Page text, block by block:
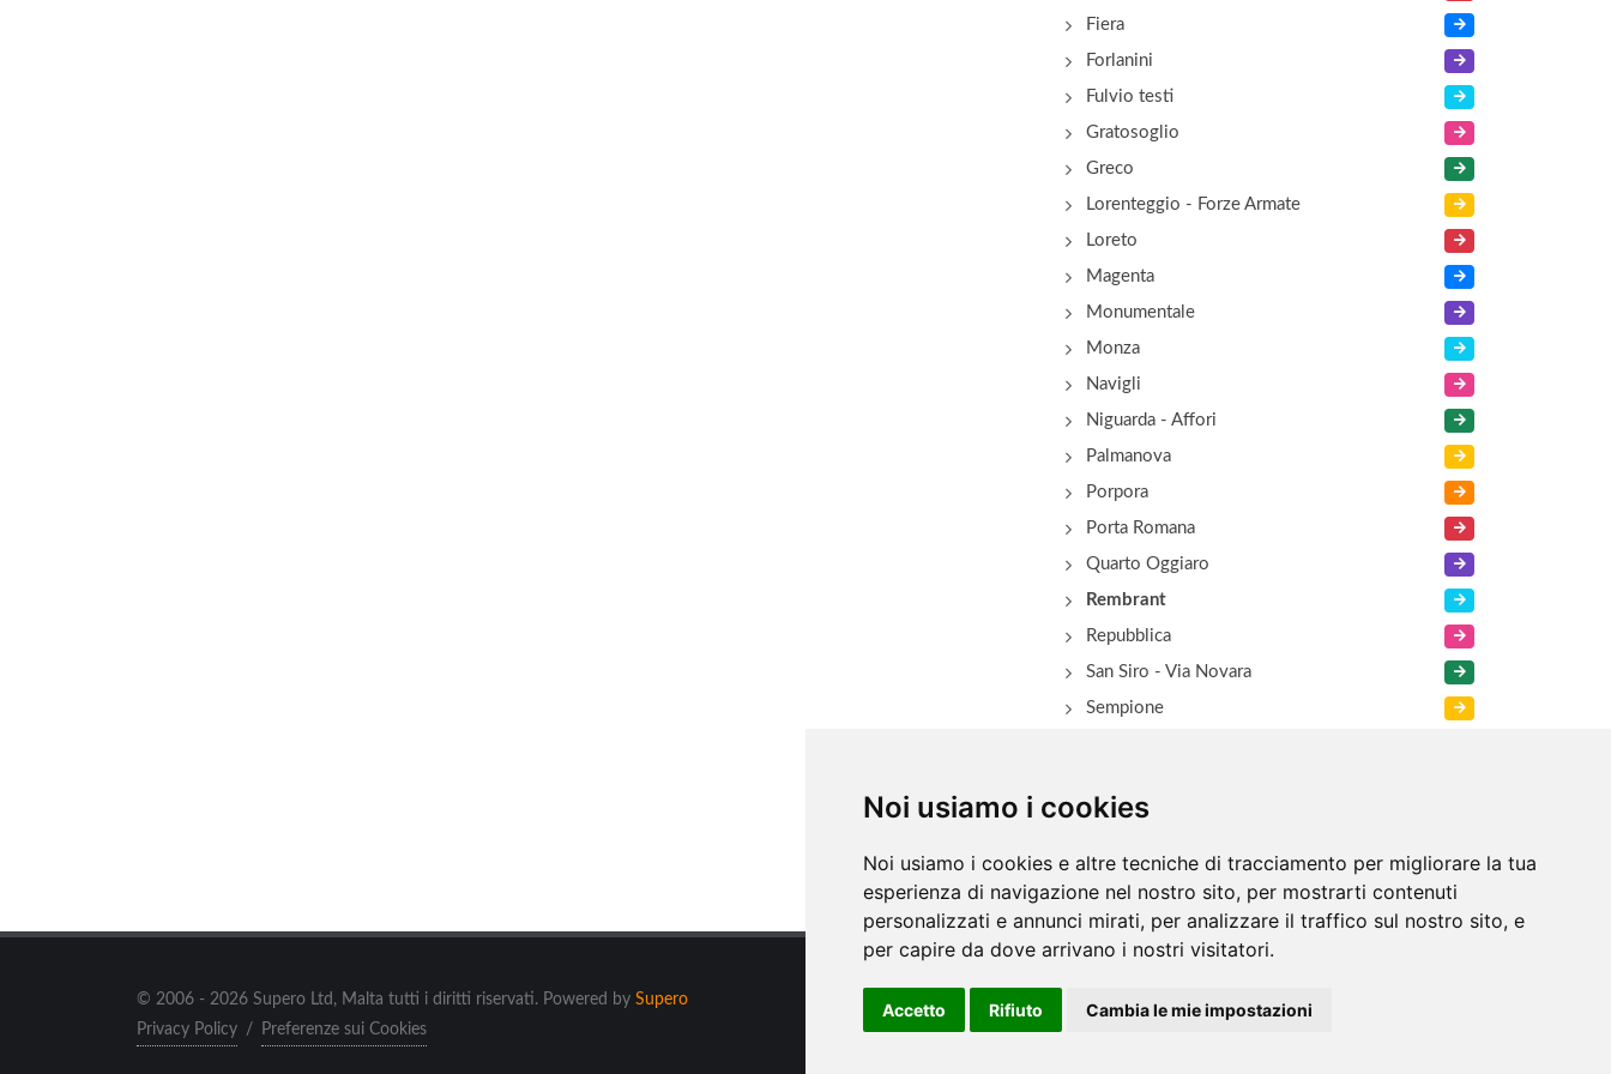
Noi usiamo i cookies
Noi usiamo i cookies e altre tecniche di tracciamento per migliorare la tua
esperienza di navigazione nel nostro sito, per mostrarti contenuti
personalizzati e annunci mirati, per analizzare il traffico sul nostro sito, e
per capire da dove arrivano i nostri visitatori.
Accetto Rifiuto Cambia le mie impostazioni
Fiera
Forlanini
Fulvio testi
Gratosoglio
Greco
Lorenteggio - Forze Armate
Loreto
Magenta
Monumentale
Monza
Navigli
Niguarda - Affori
Palmanova
Porpora
Porta Romana
Quarto Oggiaro
Rembrant
Repubblica
San Siro - Via Novara
Sempione
Zara
© 2006 - 2026 Supero Ltd, Malta tutti i diritti riservati. Powered by Supero
Privacy Policy / Preferenze sui Cookies
Informazioni /